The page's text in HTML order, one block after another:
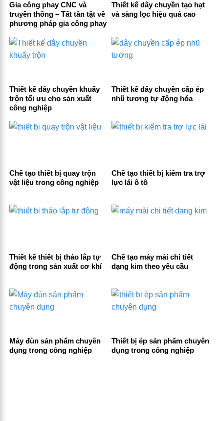
Gia công phay CNC và
truyền thống – Tất tần tật về
phương pháp gia công phay
Thiết kế dây chuyền tạo hạt
và sàng lọc hiệu quả cao
Thiết kế dây chuyền khuấy
trộn tối ưu cho sản xuất
công nghiệp
Thiết kế dây chuyền cấp ép
nhũ tương tự động hóa
Chế tạo thiết bị quay trộn
vật liệu trong công nghiệp
Chế tạo thiết bị kiểm tra trợ
lực lái ô tô
Thiết kế thiết bị tháo lắp tự
động trong sản xuất cơ khí
Chế tạo máy mài chi tiết
dạng kim theo yêu cầu
Máy đùn sản phẩm chuyên
dụng trong công nghiệp
Thiết bị ép sản phẩm chuyên
dụng trong công nghiệp